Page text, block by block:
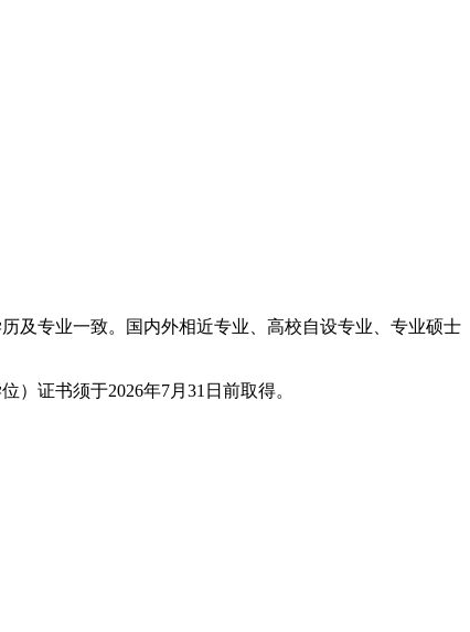
及专业一致。国内外相近专业、高校自设专业、专业硕士
）证书须于2026年7月31日前取得。